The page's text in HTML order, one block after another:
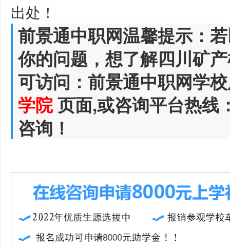
出处！
前景通中职网温馨提示：
你的问题，想了解四川矿
可访问：前景通中职网学
学院页面,或咨询平台热线
咨询！